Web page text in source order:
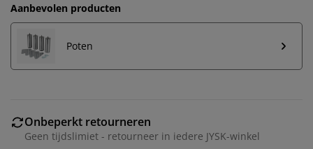
Aanbevolen producten
Poten
Onbeperkt retourneren
Geen tijdslimiet - retourneer in iedere JYSK-winkel